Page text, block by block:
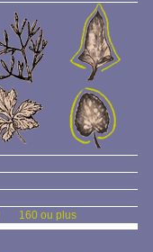
160 ou plus